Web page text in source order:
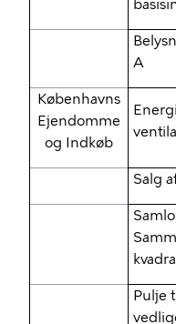
A
Københavns
Ejendomme
og Indkøb
Salg
Pulje